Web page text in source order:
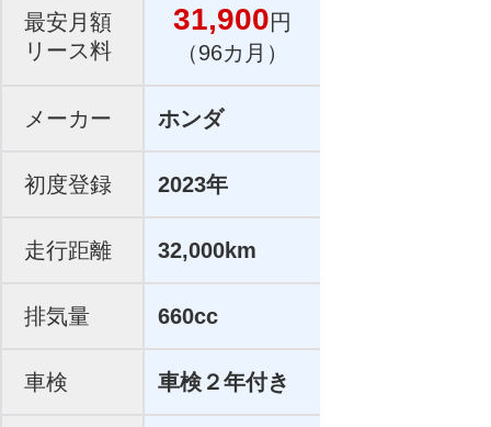
最安月額
リース料
31,900円
（96カ月）
メーカー ホンダ
初度登録 2023年
走行距離 32,000km
排気量 660cc
車検 車検２年付き